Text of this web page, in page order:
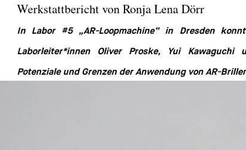
Werkstattbericht von Ronja Lena Dörr